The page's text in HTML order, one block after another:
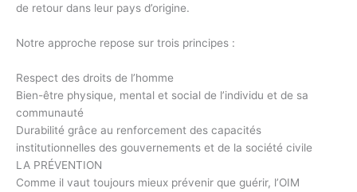
de retour dans leur pays d’origine.
Notre approche repose sur trois principes :
Respect des droits de l’homme
Bien-être physique, mental et social de l’individu et de sa
communauté
Durabilité grâce au renforcement des capacités
institutionnelles des gouvernements et de la société civile
LA PRÉVENTION
Comme il vaut toujours mieux prévenir que guérir, l’OIM